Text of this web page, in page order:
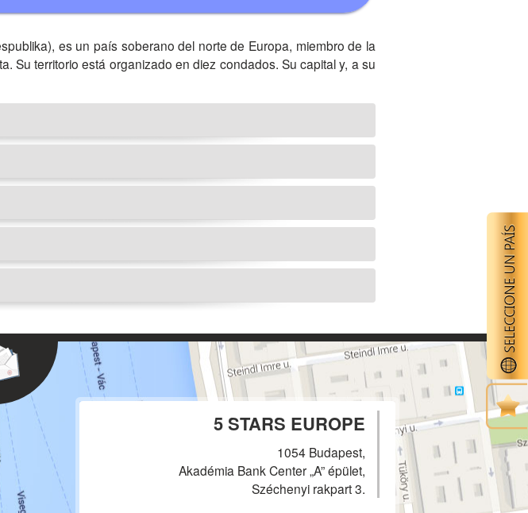
es un país soberano del norte de Europa, miembro de la
Su territorio está organizado en diez condados. Su capital y, a su
5 STARS EUROPE
1054 Budapest,
Akadémia Bank Center „A” épület,
Széchenyi rakpart 3.